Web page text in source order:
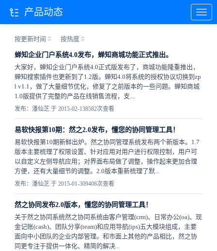
按更新时间 按热度
蝉知企业门户系统4.0发布，蝉知商城功能正式推出。
大家好，蝉知企业门户系统4.0正式版发布了，商城功能隆重推出，
蝉知搜索插件也更新到了1.2版。蝉知4.0将系统的授权协议切换到zp
l v1.1，做了大量细节优化，修复了之前版本的一些问题。蝉知商城
1.0版提供了完整的产品在线销售流程，支...
发布：潘仙芝 于 2015-02-138582次查看
易软快报第10期：然之2.0发布，懂您的协同管理工具！
易软快报第10期新鲜出炉。然之协同管理系统发布两个新版本。1.7
版本主要梳理了权限设置、针对应用对用户进行权限控制，用户可
以自定义左侧导航应用；对界面布局做了调整，操作起来更加合理
方便，还有大量细节的调整。2.0版本重新梳理了默...
发布：潘仙芝 于 2015-01-309408次查看
然之协同发布2.0版本，懂您的协同管理工具！
关于然之协同系统然之协同系统由客户管理(crm)、日常办公(oa)、现
金记账(cash)、团队分享(team)和应用导航(ips)五大模块组成，主要
面向中小团队的企业内部管理。和市面上其他的产品相比，然之协
同更专注于提供一体化、精简的解决...
产品动态